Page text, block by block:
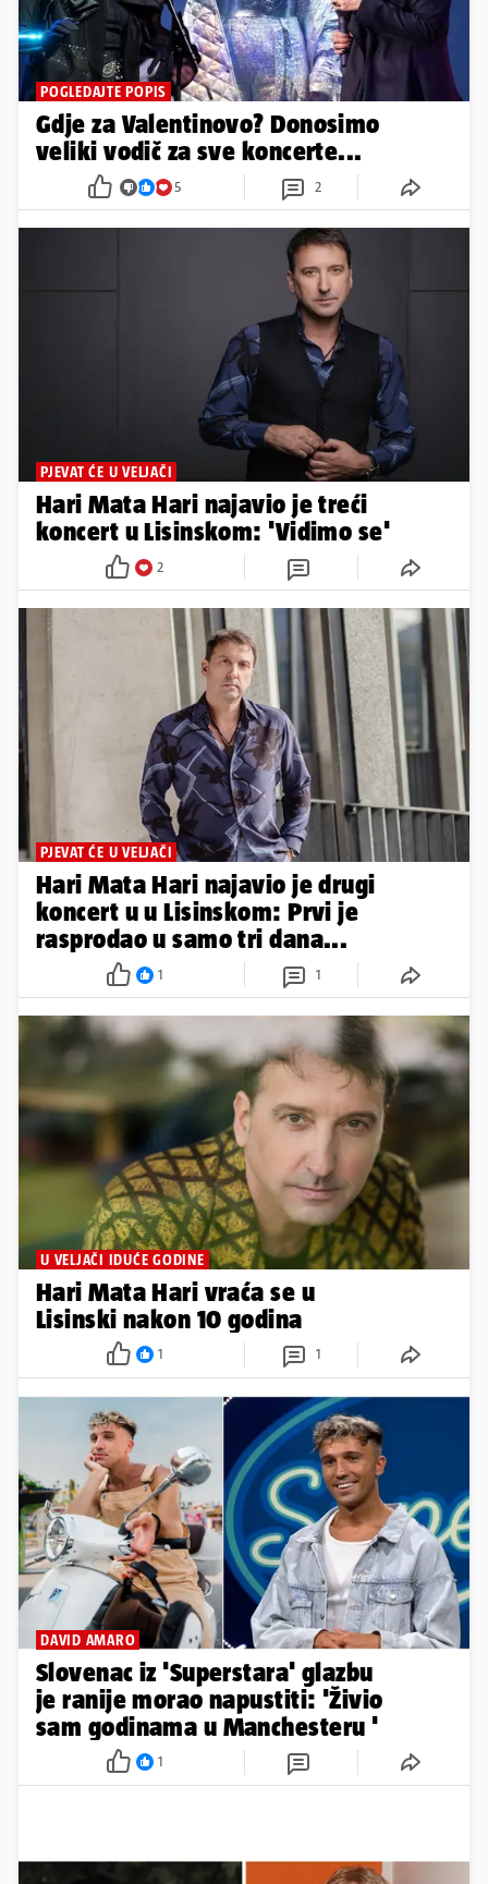
POGLEDAJTE POPIS
Gdje za Valentinovo? Donosimo
veliki vodič za sve koncerte...
5 2
PJEVAT ĆE U VELJAČI
Hari Mata Hari najavio je treći
koncert u Lisinskom: 'Vidimo se'
2
PJEVAT ĆE U VELJAČI
Hari Mata Hari najavio je drugi
koncert u u Lisinskom: Prvi je
rasprodao u samo tri dana...
1 1
U VELJAČI IDUĆE GODINE
Hari Mata Hari vraća se u
Lisinski nakon 10 godina
1 1
DAVID AMARO
Slovenac iz 'Superstara' glazbu
je ranije morao napustiti: 'Živio
sam godinama u Manchesteru '
1